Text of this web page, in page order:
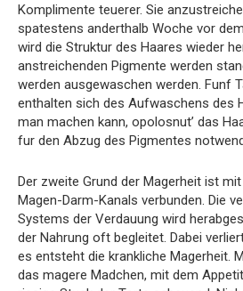
Komplimente teuerer. Sie
spatestens anderthalb Woche vor
wird die Struktur des Haares wieder
anstreichenden Pigmente werden
werden ausgewaschen werden. Funf
enthalten sich des Aufwaschens des
man machen kann, opolosnut’ das
fur den Abzug des Pigmentes
Der zweite Grund der Magerheit ist
Magen-Darm-Kanals verbunden. Die
Systems der Verdauung wird
der Nahrung oft begleitet. Dabei
es entsteht die krankliche Magerheit.
das magere Madchen, mit dem